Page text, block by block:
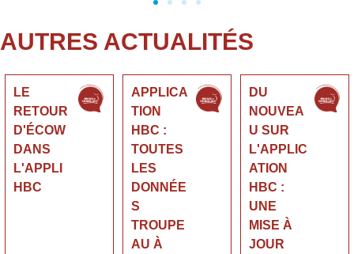
AUTRES ACTUALITÉS
LE
RETOUR
D'ÉCOW
DANS
L'APPLI
HBC
APPLICA
TION
HBC :
TOUTES
LES
DONNÉE
S
TROUPE
AU À
DU
NOUVEA
U SUR
L'APPLIC
ATION
HBC :
UNE
MISE À
JOUR